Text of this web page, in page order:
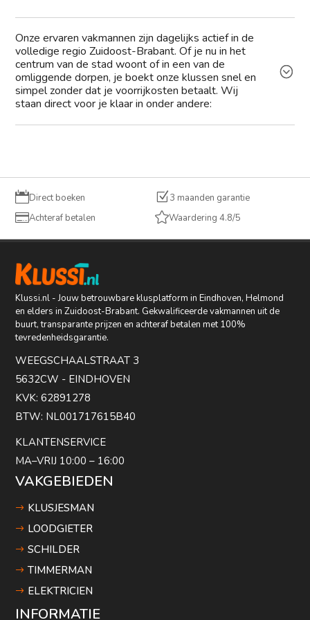
Onze ervaren vakmannen zijn dagelijks actief in de
volledige regio Zuidoost-Brabant. Of je nu in het
centrum van de stad woont of in een van de
omliggende dorpen, je boekt onze klussen snel en
simpel zonder dat je voorrijkosten betaalt. Wij
staan direct voor je klaar in onder andere:
Direct boeken Z3 maanden garantie
Achteraf betalen Waardering 4.8/5
Klussi.nl - Jouw betrouwbare klusplatform in Eindhoven, Helmond
en elders in Zuidoost-Brabant. Gekwalificeerde vakmannen uit de
buurt, transparante prijzen en achteraf betalen met 100%
tevredenheidsgarantie.
WEEGSCHAALSTRAAT 3
5632CW - EINDHOVEN
KVK: 62891278
BTW: NL001717615B40
KLANTENSERVICE
MA–VRIJ 10:00 – 16:00
VAKGEBIEDEN
KLUSJESMAN
LOODGIETER
SCHILDER
TIMMERMAN
ELEKTRICIEN
INFORMATIE